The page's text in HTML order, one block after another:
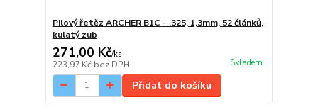
Pilový řetěz ARCHER B1C - .325, 1,3mm, 52 článků,
kulatý zub
271,00 Kč/ks
223,97 Kč bez DPH Skladem
Přidat do košíku